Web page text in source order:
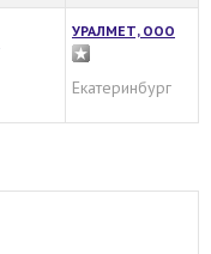
УРАЛМЕТ, ООО
Екатеринбург